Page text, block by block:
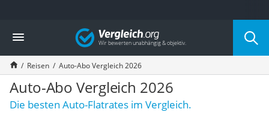
Die beliebtesten Vergleiche nach Kategorie
Service
Cannabissamen kaufen
Bücher verkaufen
Hörbuch-App
Online-Apotheke
Cannabis-Rezept
Vergleich
Reisen Auto-Abo Vergleich 2026
Auto-Abo Vergleich 2026
Die besten Auto-Flatrates im Vergleich.